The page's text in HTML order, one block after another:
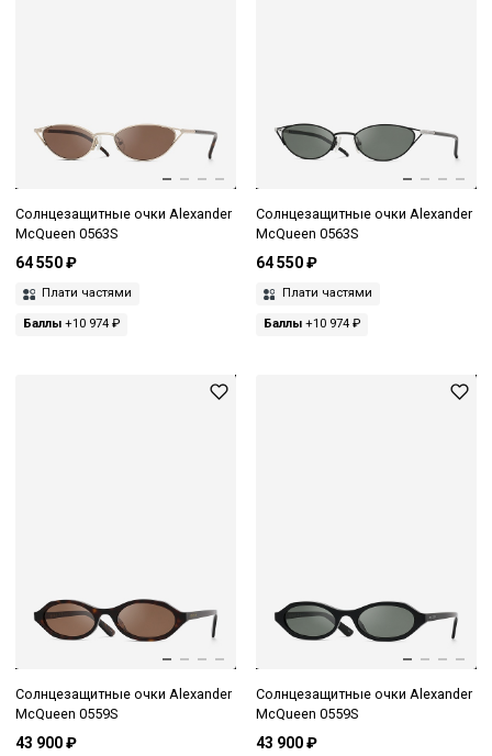
Солнцезащитные очки Alexander
McQueen 0563S
64 550 ₽
Плати частями
Баллы +10 974 ₽
Солнцезащитные очки Alexander
McQueen 0563S
64 550 ₽
Плати частями
Баллы+10 974 ₽
Солнцезащитные очки Alexander
McQueen 0559S
43 900 ₽
Солнцезащитные очки Alexander
McQueen 0559S
43 900 ₽